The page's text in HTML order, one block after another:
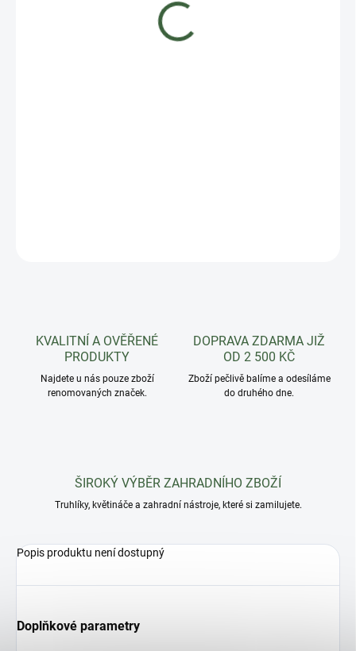
KVALITNÍ A OVĚŘENÉ
PRODUKTY
Najdete u nás pouze zboží
renomovaných značek.
DOPRAVA ZDARMA JIŽ
OD 2 500 KČ
Zboží pečlivě balíme a odesíláme
do druhého dne.
ŠIROKÝ VÝBĚR ZAHRADNÍHO ZBOŽÍ
Truhlíky, květináče a zahradní nástroje, které si zamilujete.
Popis produktu není dostupný
Doplňkové parametry